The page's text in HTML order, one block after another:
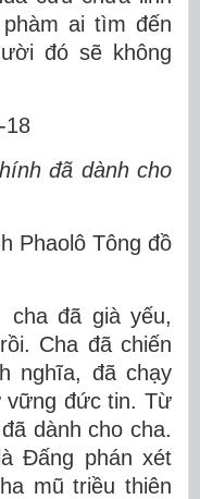
ai tìm đến
đó sẽ không
18
đã dành cho
Phaolô Tông đồ
cha đã già yếu,
Cha đã chiến
nghĩa, đã chạy
vững đức tin. Từ
dành cho cha.
Ðấng phán xét
mũ triều thiên